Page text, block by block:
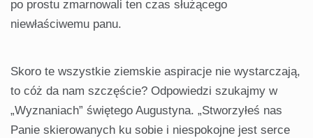
po prostu zmarnowali ten czas służącego
niewłaściwemu panu.
Skoro te wszystkie ziemskie aspiracje nie wystarczają,
to cóż da nam szczęście? Odpowiedzi szukajmy w
„Wyznaniach” świętego Augustyna. „Stworzyłeś nas
Panie skierowanych ku sobie i niespokojne jest serce